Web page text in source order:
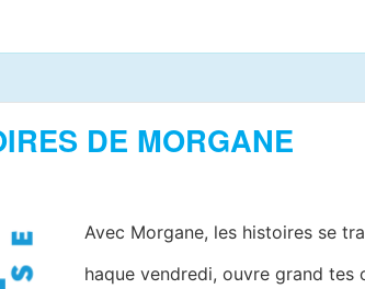
DE MORGANE
Avec Morgane, les histoires se
haque vendredi, ouvre grand tes